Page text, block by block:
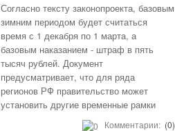
Согласно тексту законопроекта, базовым
зимним периодом будет считаться
время с 1 декабря по 1 марта, а
базовым наказанием - штраф в пять
тысяч рублей. Документ
предусматривает, что для ряда
регионов РФ правительство может
установить другие временные рамки
Комментарии: (0)